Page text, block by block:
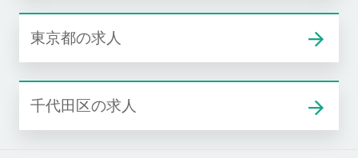
東京都の求人
千代田区の求人